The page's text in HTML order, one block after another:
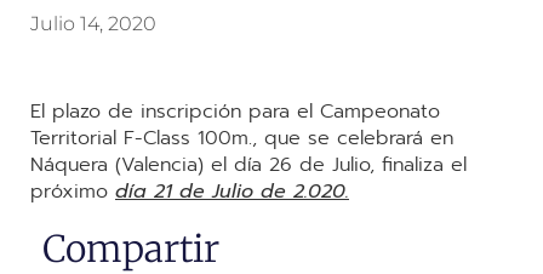
Julio 14, 2020
El plazo de inscripción para el Campeonato
Territorial F-Class 100m., que se celebrará en
Náquera (Valencia) el día 26 de Julio, finaliza el
próximo día 21 de Julio de 2.020.
Compartir